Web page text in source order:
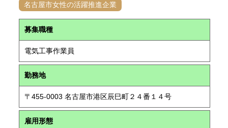
名古屋市女性の活躍推進企業
募集職種
電気工事作業員
勤務地
〒455-0003 名古屋市港区辰巳町２４番１４号
雇用形態